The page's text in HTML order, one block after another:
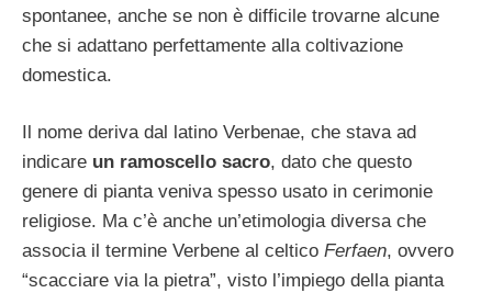
spontanee, anche se non è difficile trovarne alcune
che si adattano perfettamente alla coltivazione
domestica.
Il nome deriva dal latino Verbenae, che stava ad
indicare un ramoscello sacro, dato che questo
genere di pianta veniva spesso usato in cerimonie
religiose. Ma c’è anche un’etimologia diversa che
associa il termine Verbene al celtico Ferfaen, ovvero
“scacciare via la pietra”, visto l’impiego della pianta